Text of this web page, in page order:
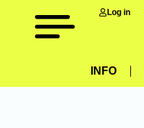
Log in
INFO